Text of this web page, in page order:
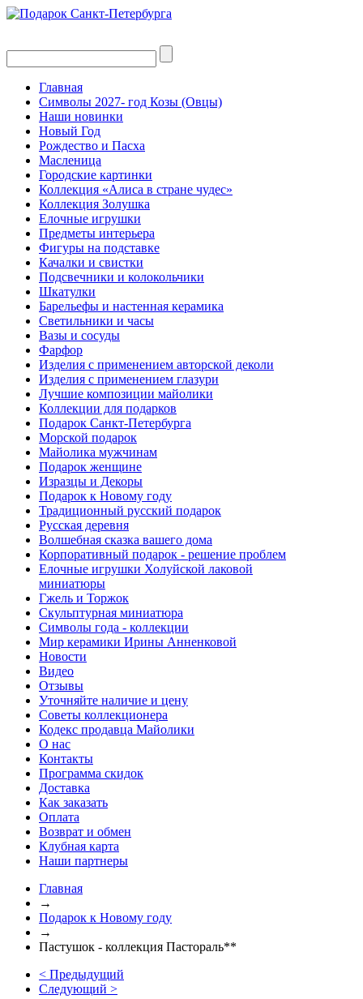
Главная
Символы 2027- год Козы (Овцы)
Наши новинки
Новый Год
Рождество и Пасха
Масленица
Городские картинки
Коллекция «Алиса в стране чудес»
Коллекция Золушка
Елочные игрушки
Предметы интерьера
Фигуры на подставке
Качалки и свистки
Подсвечники и колокольчики
Шкатулки
Барельефы и настенная керамика
Светильники и часы
Вазы и сосуды
Фарфор
Изделия с применением авторской деколи
Изделия с применением глазури
Лучшие композиции майолики
Коллекции для подарков
Подарок Санкт-Петербурга
Морской подарок
Майолика мужчинам
Подарок женщине
Изразцы и Декоры
Подарок к Новому году
Традиционный русский подарок
Русская деревня
Волшебная сказка вашего дома
Корпоративный подарок - решение проблем
Елочные игрушки Холуйской лаковой
миниатюры
Гжель и Торжок
Скульптурная миниатюра
Символы года - коллекции
Мир керамики Ирины Анненковой
Новости
Видео
Отзывы
Уточняйте наличие и цену
Советы коллекционера
Кодекс продавца Майолики
О нас
Контакты
Программа скидок
Доставка
Как заказать
Оплата
Возврат и обмен
Клубная карта
Наши партнеры
Главная
→
Подарок к Новому году
→
Пастушок - коллекция Пастораль**
< Предыдущий
Следующий >